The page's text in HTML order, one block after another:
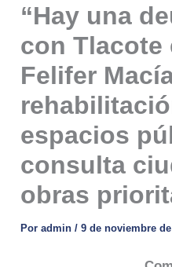
“Hay una
con Tlacote
Felifer
espacios
consulta
obras
Poradmin/9 de noviembre de